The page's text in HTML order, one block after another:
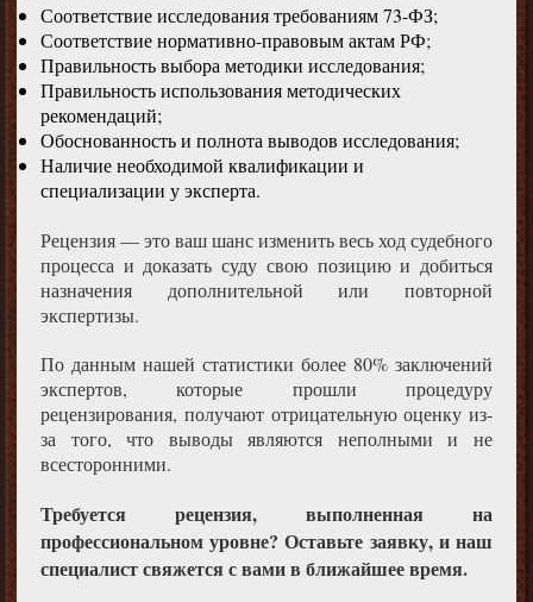
Соответствие исследования требованиям 73-ФЗ;
Соответствие нормативно-правовым актам РФ;
Правильность выбора методики исследования;
Правильность использования методических
рекомендаций;
Обоснованность и полнота выводов исследования;
Наличие необходимой квалификации и
специализации у эксперта.
Рецензия — это ваш шанс изменить весь ход судебного
процесса и доказать суду свою позицию и добиться
назначения дополнительной или повторной
экспертизы.
По данным нашей статистики более 80% заключений
экспертов, которые прошли процедуру
рецензирования, получают отрицательную оценку из-
за того, что выводы являются неполными и не
всесторонними.
Требуется рецензия, выполненная на
профессиональном уровне? Оставьте заявку, и наш
специалист свяжется с вами в ближайшее время.